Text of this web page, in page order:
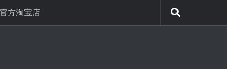
方淘宝店